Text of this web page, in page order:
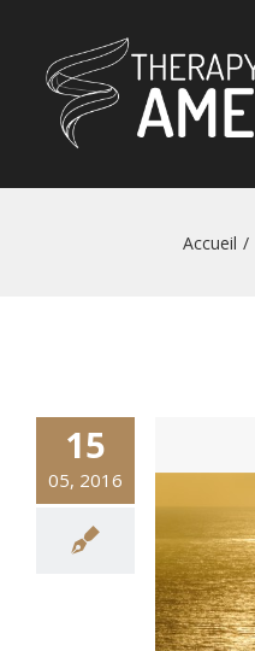
Accueil /
15
05, 2016